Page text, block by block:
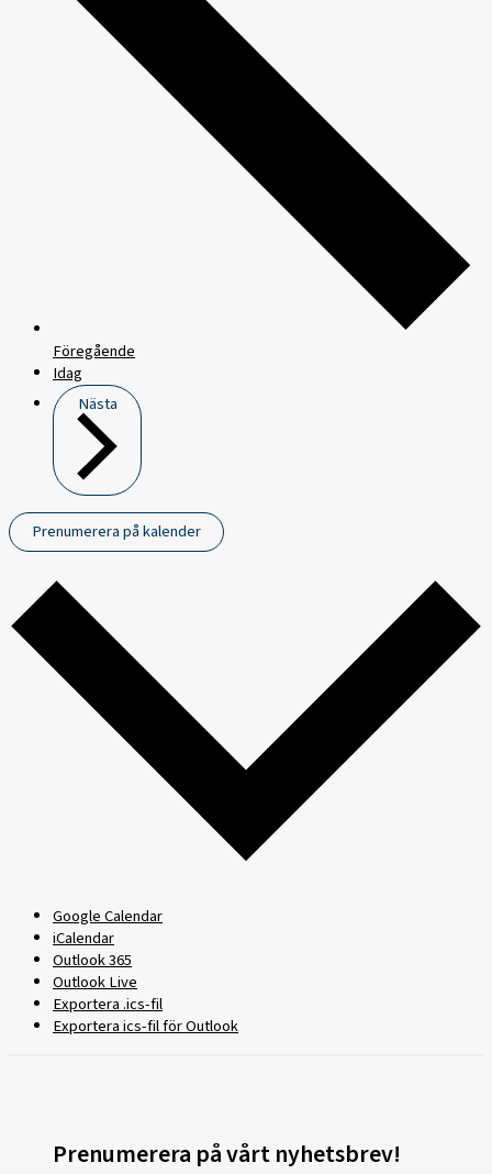
Föregående
Idag
Nästa
Prenumerera på kalender
Google Calendar
iCalendar
Outlook 365
Outlook Live
Exportera .ics-fil
Exportera ics-fil för Outlook
Prenumerera på vårt nyhetsbrev!